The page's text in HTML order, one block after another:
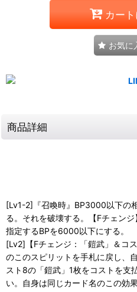
カー
お気に
商品詳細
[Lv1-2]『召喚時』BP3000以下の
る。それを破壊する。【Fチェン
指定するBPを6000以下にする。
[Lv2]【Fチェンジ：「鎧武」＆コ
のこのスピリットを手札に戻し、
スト8の「鎧武」1枚をコストを支
い。自身は同じカード名のこの効